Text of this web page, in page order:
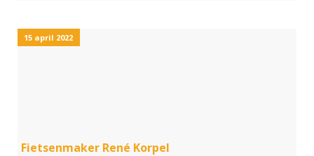
Hoe ziet haar gemiddelde werkdag eruit?
En welke studie moet je volgen om archeoloog te worden.
15 april 2022
Fietsenmaker René Korpel